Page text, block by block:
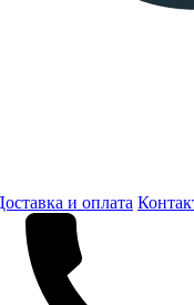
и оплата